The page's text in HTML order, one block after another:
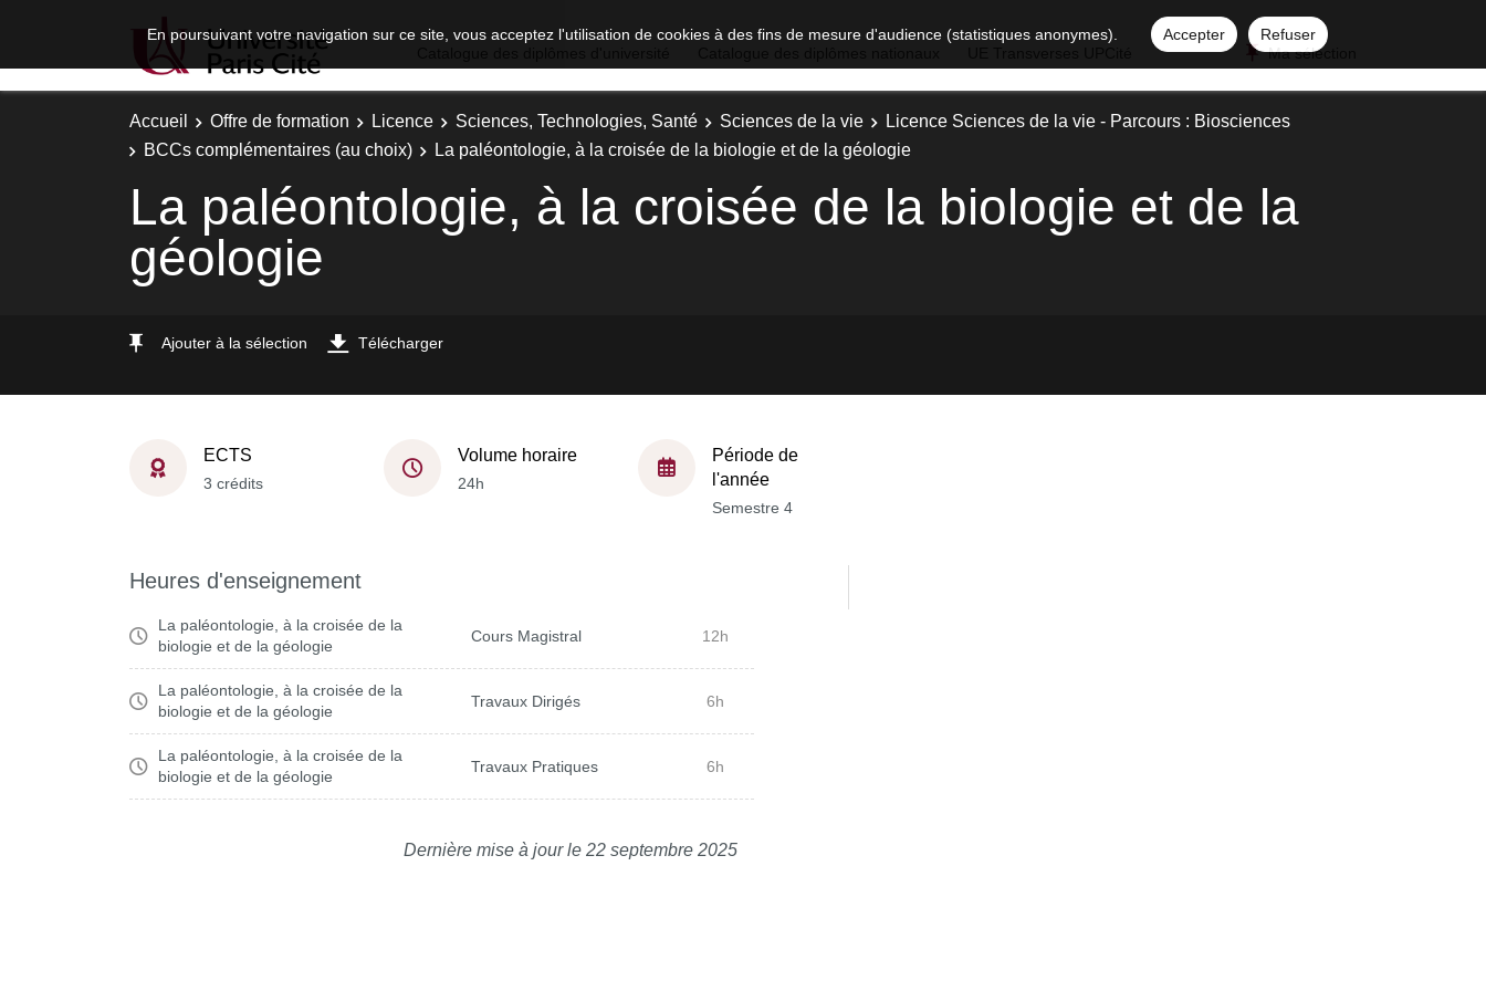
En poursuivant votre navigation sur ce site, vous acceptez l'utilisation de cookies à des fins de mesure d'audience (statistiques anonymes). Accepter
Refuser
Ma sélection
Accueil Offre de formation Licence Sciences, Technologies, Santé Sciences de la vie
Licence Sciences de la vie - Parcours : Biosciences
BCCs complémentaires (au choix)
La paléontologie, à la croisée de la biologie et de la géologie
La paléontologie, à la croisée de la biologie et de la
géologie
Ajouter à la sélection Télécharger
ECTS
3 crédits
Volume horaire
24h
Période de
l'année
Semestre 4
Heures d'enseignement
La paléontologie, à la croisée de la
biologie et de la géologie
Cours Magistral 12h
La paléontologie, à la croisée de la
biologie et de la géologie
Travaux Dirigés 6h
La paléontologie, à la croisée de la
biologie et de la géologie
Travaux Pratiques 6h
Dernière mise à jour le 22 septembre 2025